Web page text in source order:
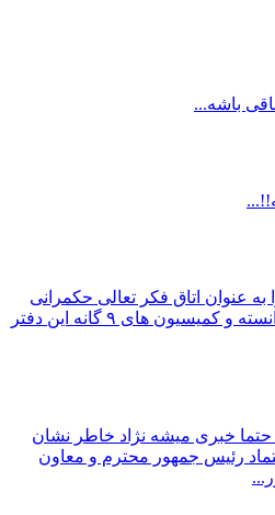
باشه...
عنوان اتاق فکر تعالی حکمرانی
ساختار اجرایی کشور دانسته و کمیسیون های ۹ گانه این دفتر
خبری میشه نژاد خاطر نشان
رئیس جمهور محترم و معاون